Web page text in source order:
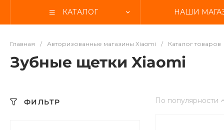
КАТАЛОГ НАШИ
Главная / Авторизованные магазины Xiaomi / Каталог товаров
Зубные щетки Xiaomi
ФИЛЬТР По популярности